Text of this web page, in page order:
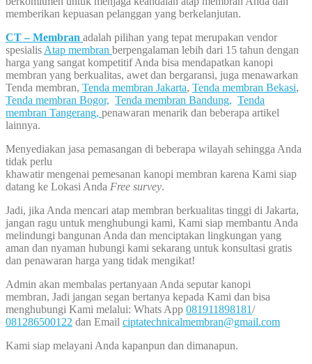
memberikan kepuasan pelanggan yang berkelanjutan.
CT – Membran adalah pilihan yang tepat merupakan vendor
spesialis Atap membran berpengalaman lebih dari 15 tahun dengan
harga yang sangat kompetitif Anda bisa mendapatkan kanopi
membran yang berkualitas, awet dan bergaransi, juga menawarkan
Tenda membran, Tenda membran Jakarta, Tenda membran Bekasi,
Tenda membran Bogor, Tenda membran Bandung, Tenda
membran Tangerang, penawaran menarik dan beberapa artikel
lainnya.
Menyediakan jasa pemasangan di beberapa wilayah sehingga Anda
tidak perlu
khawatir mengenai pemesanan kanopi membran karena Kami siap
datang ke Lokasi Anda Free survey.
Jadi, jika Anda mencari atap membran berkualitas tinggi di Jakarta,
jangan ragu untuk menghubungi kami, Kami siap membantu Anda
melindungi bangunan Anda dan menciptakan lingkungan yang
aman dan nyaman hubungi kami sekarang untuk konsultasi gratis
dan penawaran harga yang tidak mengikat!
Admin akan membalas pertanyaan Anda seputar kanopi
membran, Jadi jangan segan bertanya kepada Kami dan bisa
menghubungi Kami melalui: Whats App 081911898181/
081286500122 dan Email ciptatechnicalmembran@gmail.com
Kami siap melayani Anda kapanpun dan dimanapun.